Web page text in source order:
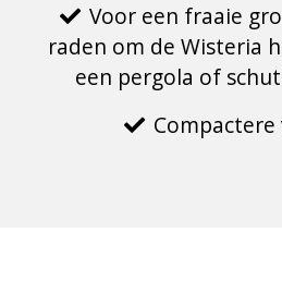
Voor een fraaie
raden om de Wisteria
een pergola of